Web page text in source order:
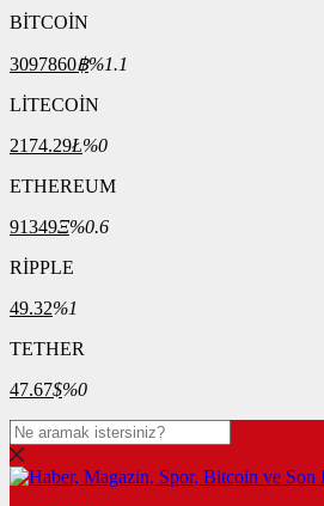
BİTCOİN
3097860฿%1.1
LİTECOİN
2174.29Ł%0
ETHEREUM
91349Ξ%0.6
RİPPLE
49.32%1
TETHER
47.67$%0